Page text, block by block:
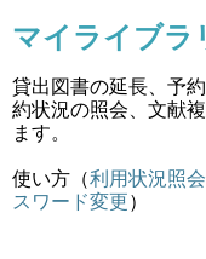
マイライブラ
貸出図書の延長、予
約状況の照会、文献
ます。
使い方（利用状況照会
スワード変更）